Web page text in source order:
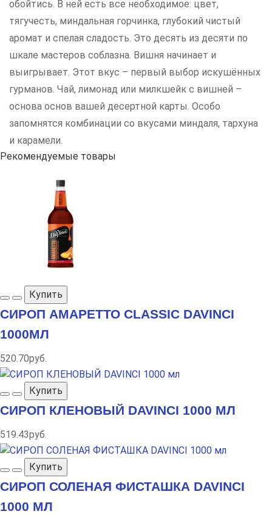
обойтись. В ней есть все необходимое: цвет,
тягучесть, миндальная горчинка, глубокий чистый
аромат и спелая сладость. Это десять из десяти по
шкале мастеров соблазна. Вишня начинает и
выигрывает. Этот вкус – первый выбор искушённых
гурманов. Чай, лимонад или милкшейк с вишней –
основа основ вашей десертной карты. Особо
запомнятся комбинации со вкусами миндаля, тархуна
и карамели.
Рекомендуемые товары
Купить
СИРОП АМАРЕТТО CLASSIC DAVINCI
1000МЛ
520.70руб.
Купить
СИРОП КЛЕНОВЫЙ DAVINCI 1000 МЛ
519.43руб.
Купить
СИРОП СОЛЕНАЯ ФИСТАШКА DAVINCI
1000 МЛ